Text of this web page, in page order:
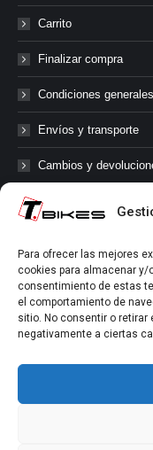
Para ofrecer las mejores
cookies para almacenar y/
consentimiento de estas
el comportamiento de
sitio. No consentir o
negativamente a ciertas
Carrito
Finalizar compra
Condiciones generales
Envíos y transporte
Cambios y
@tbikes.cat #tbikes
Síguenos en las redes
nuestras novedades,
y muchos más!